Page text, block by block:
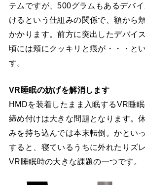
テムですが、500グラムもあるデバ
けるという仕組みの関係で、額から
かかります。前方に突出したデバイ
頃には頬にクッキリと痕が・・・と
す。
VR睡眠の妨げを解消します
HMDを装着したまま入眠するVR睡
締め付けは大きな問題となります。
みを持ち込んでは本末転倒。かとい
すると、寝ているうちに外れたりズレ
VR睡眠時の大きな課題の一つです。